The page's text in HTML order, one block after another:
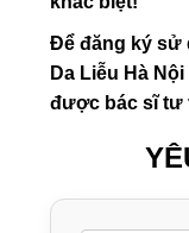
Để đăng ký sử
Da Liễu Hà
được bác sĩ tư